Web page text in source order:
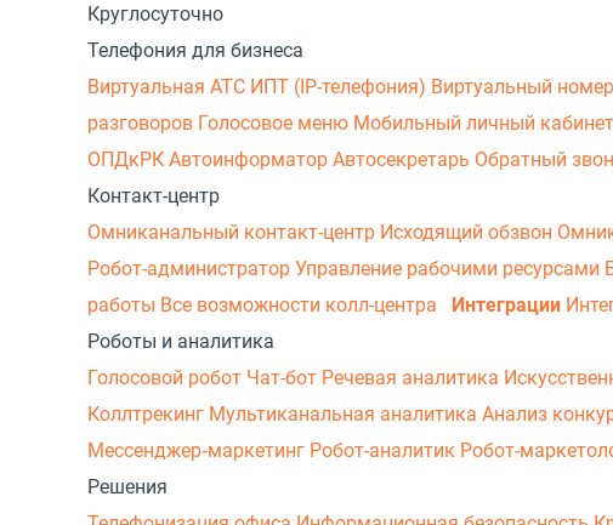
Круглосуточно
Телефония для бизнеса
Виртуальная АТС ИПТ (IP-телефония) Виртуальный номер
разговоров Голосовое меню Мобильный личный кабинет
ОПДкРК Автоинформатор Автосекретарь Обратный
Контакт-центр
Омниканальный контакт-центр Исходящий обзвон
Робот-администратор Управление рабочими ресурсами
работы Все возможности колл-центра Интеграции
Роботы и аналитика
Голосовой робот Чат-бот Речевая аналитика
Коллтрекинг Мультиканальная аналитика Анализ
Мессенджер‑маркетинг Робот-аналитик Робот-
Решения